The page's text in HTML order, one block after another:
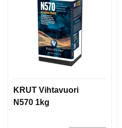
KRUT Vihtavuori
N570 1kg